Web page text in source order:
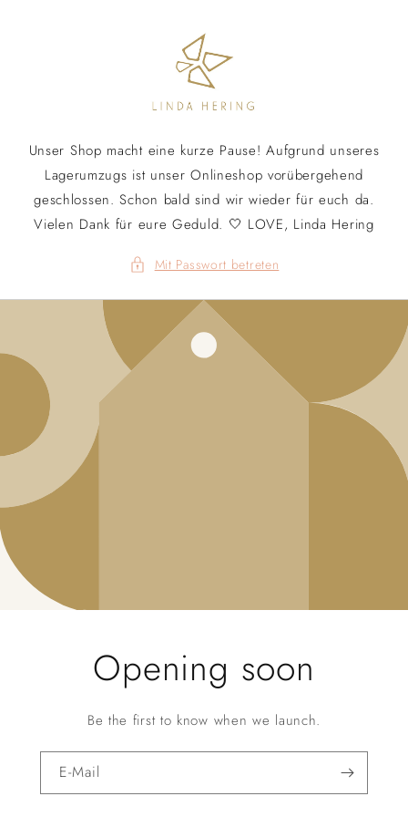
Unser Shop macht eine kurze Pause! Aufgrund unseres
Lagerumzugs ist unser Onlineshop vorübergehend
geschlossen. Schon bald sind wir wieder für euch da.
Vielen Dank für eure Geduld. 🤍 LOVE, Linda Hering
Mit Passwort betreten
Opening soon
Be the first to know when we launch.
E-Mail